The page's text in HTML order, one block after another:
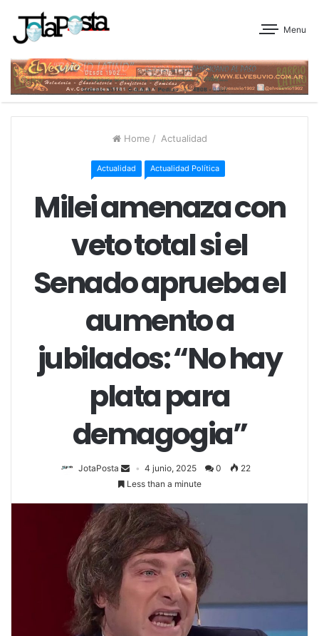
Menu
Home / Actualidad
Actualidad Actualidad Política
Milei amenaza con
veto total si el
Senado aprueba el
aumento a
jubilados: “No hay
plata para
demagogia”
JotaPosta 4 junio, 2025 0
22
Less than a minute